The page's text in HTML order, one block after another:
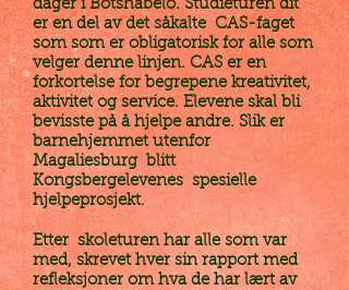
dager i Botshabelo. Studieturen dit
er en del av det såkalte CAS-faget
som som er obligatorisk for alle som
velger denne linjen. CAS er en
forkortelse for begrepene kreativitet,
aktivitet og service. Elevene skal bli
bevisste på å hjelpe andre. Slik er
barnehjemmet utenfor
Magaliesburg blitt
Kongsbergelevenes spesielle
hjelpeprosjekt.
Etter skoleturen har alle som var
med, skrevet hver sin rapport med
refleksjoner om hva de har lært av